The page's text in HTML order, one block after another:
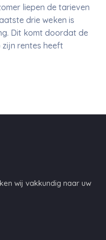
liepen de tarieven
drie weken is
Dit komt doordat de
zijn rentes heeft
wij vakkundig naar uw